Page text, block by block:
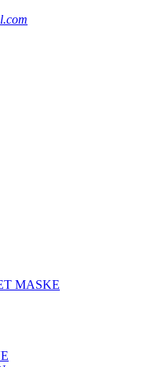
MASKE